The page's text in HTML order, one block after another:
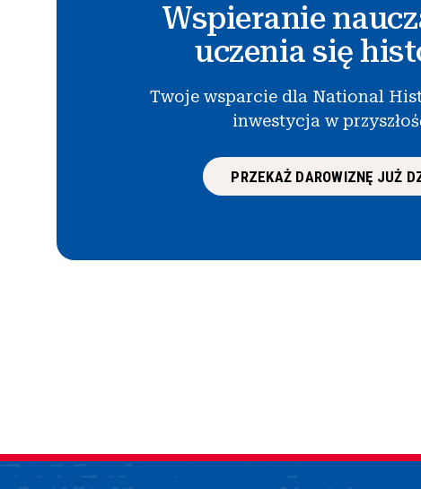
Wspieranie
uczenia się
Twoje wsparcie dla National
inwestycja w
PRZEKAŻ DAROWIZNĘ JUŻ